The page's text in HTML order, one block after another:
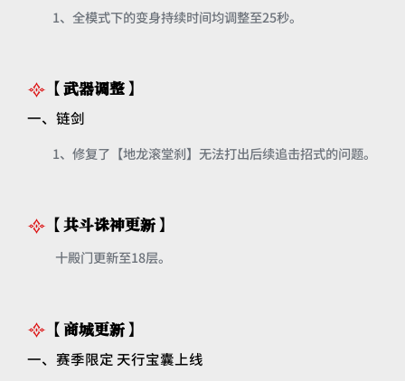
1、全模式下的变身持续时间均调整至25秒。
【武器调整】
一、链剑
1、修复了【地龙滚堂刹】无法打出后续追击招式的问题。
【共斗诛神更新】
十殿门更新至18层。
【商城更新】
一、赛季限定 天行宝囊上线